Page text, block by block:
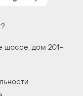
шоссе, дом 201-